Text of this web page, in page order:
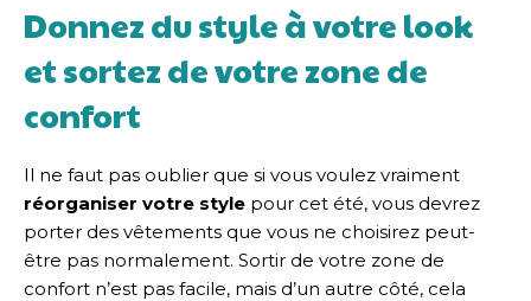
Donnez du style à votre look
et sortez de votre zone de
confort
Il ne faut pas oublier que si vous voulez vraiment
réorganiser votre style pour cet été, vous devrez
porter des vêtements que vous ne choisirez peut-
être pas normalement. Sortir de votre zone de
confort n’est pas facile, mais d’un autre côté, cela